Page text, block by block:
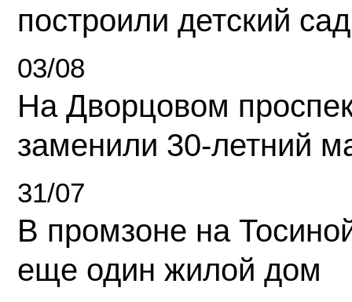
построили детский сад
03/08
На Дворцовом
заменили 30-летний
31/07
В промзоне на
еще один жилой дом